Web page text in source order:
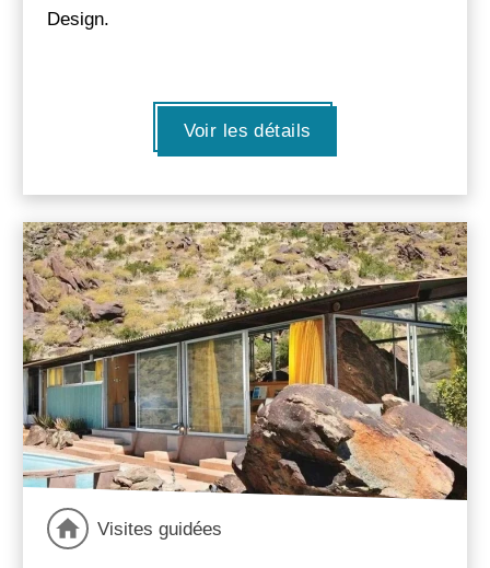
Design.
Voir les détails
Visites guidées